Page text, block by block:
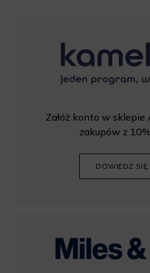
Załóż konto w sklepie
zakupów z
DOWIEDZ SIĘ